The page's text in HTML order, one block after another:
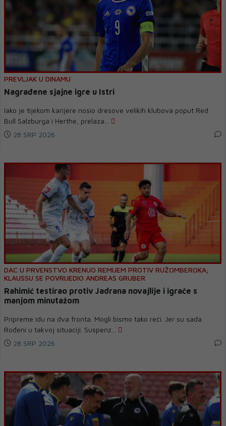
PREVLJAK U DINAMU
Nagrađene sjajne igre u Istri
Iako je tijekom karijere nosio dresove velikih klubova poput Red
Bull Salzburga i Herthe, prelaza...
28 SRP 2026
DAC U PRVENSTVO KRENUO REMIJEM PROTIV RUŽOMBEROKA;
KLAUSSU SE POVRIJEDIO ANDREAS GRUBER
Rahimić testirao protiv Jadrana novajlije i igrače s
manjom minutažom
Pripreme idu na dva fronta. Mogli bismo tako reći. Jer su sada
Rođeni u takvoj situaciji. Suspenz...
28 SRP 2026